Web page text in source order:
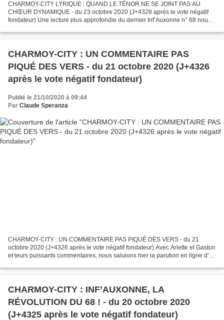
CHARMOY-CITY LYRIQUE : QUAND LE TÉNOR NE SE JOINT PAS AU
CHŒUR DYNAMIQUE - du 23 octobre 2020 (J+4328 après le vote négatif
fondateur) Une lecture plus approfondie du dernier Inf’Auxonne n° 68 nous
CHARMOY-CITY : UN COMMENTAIRE PAS
PIQUÉ DES VERS - du 21 octobre 2020 (J+4326
après le vote négatif fondateur)
Publié le 21/10/2020 à 09:44
Par Claude Speranza
CHARMOY-CITY : UN COMMENTAIRE PAS PIQUÉ DES VERS - du 21
octobre 2020 (J+4326 après le vote négatif fondateur) Avec Arlette et Gaston
et leurs puissants commentaires, nous saluions hier la parution en ligne d’
CHARMOY-CITY : INF’AUXONNE, LA
RÉVOLUTION DU 68 ! - du 20 octobre 2020
(J+4325 après le vote négatif fondateur)